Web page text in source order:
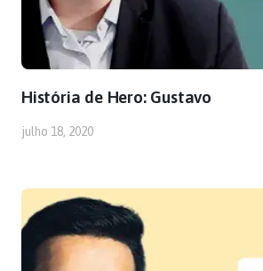
História de Hero: Gustavo
julho 18, 2020